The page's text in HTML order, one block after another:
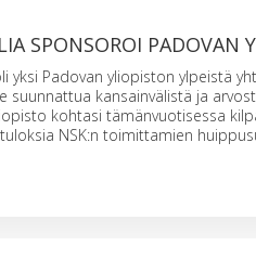
SPONSOROI
yksi Padovan yliopiston ylpeistä
suunnattua kansainvälistä ja
kohtasi tämänvuotisessa
NSK:n toimittamien